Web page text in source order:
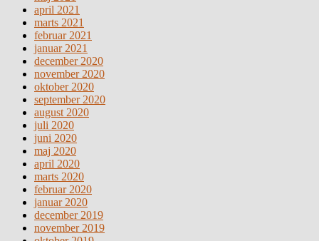
april 2021
marts 2021
februar 2021
januar 2021
december 2020
november 2020
oktober 2020
september 2020
august 2020
juli 2020
juni 2020
maj 2020
april 2020
marts 2020
februar 2020
januar 2020
december 2019
november 2019